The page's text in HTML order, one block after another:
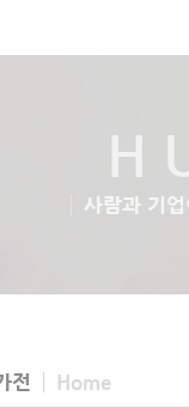
사람과 기
전 Home